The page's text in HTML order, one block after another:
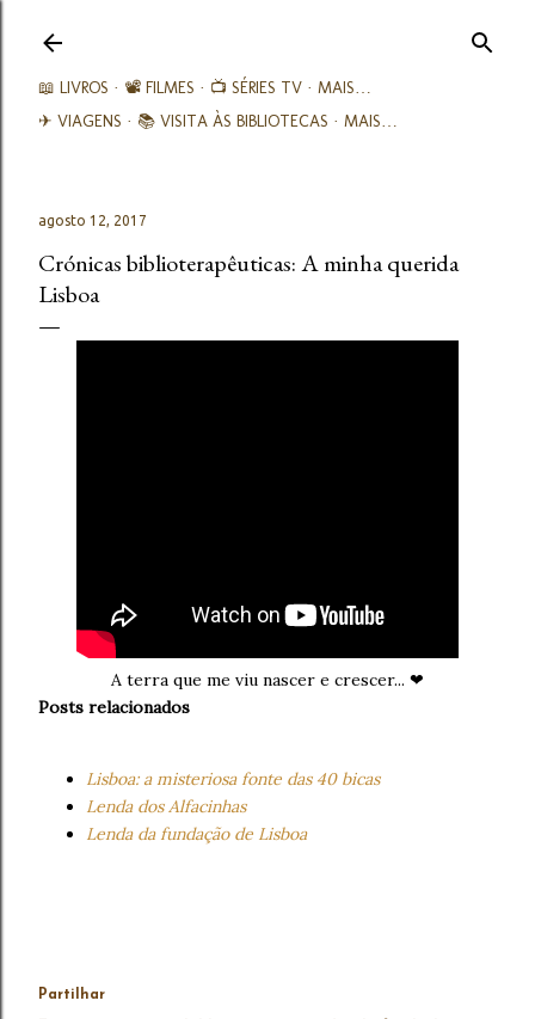
📖 LIVROS 📽️ FILMES 📺 SÉRIES TV
MAIS…
✈ VIAGENS
📚︎ VISITA ÀS BIBLIOTECAS MAIS…
agosto 12, 2017
Crónicas biblioterapêuticas: A minha querida
Lisboa
A terra que me viu nascer e crescer... ❤
Posts relacionados
Lisboa: a misteriosa fonte das 40 bicas
Lenda dos Alfacinhas
Lenda da fundação de Lisboa
Partilhar